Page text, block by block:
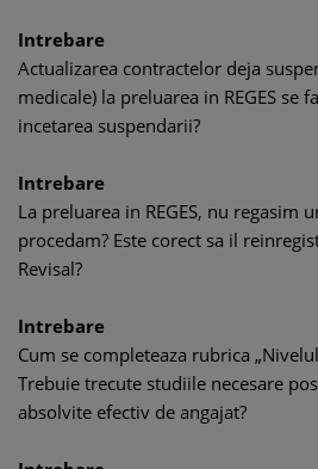
Intrebare
Actualizarea contractelor deja
medicale) la preluarea in REGES se
incetarea suspendarii?
Intrebare
La preluarea in REGES, nu regasim
procedam? Este corect sa il
Revisal?
Intrebare
Cum se completeaza rubrica
Trebuie trecute studiile necesare
absolvite efectiv de angajat?